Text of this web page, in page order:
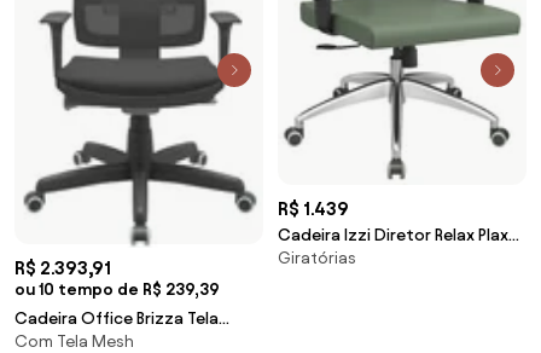
R$ 2.393,91
ou 10 tempo de R$ 239,39
Cadeira Office Brizza Tela
Preta Com Encosto Assento
Com Tela Mesh
R$ 1.439
Cadeira Izzi Diretor Relax Plax
em Base em Alumínio -
Giratórias